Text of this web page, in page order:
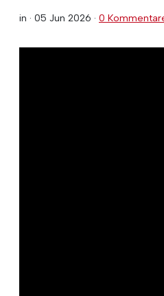
in · 05 Jun 2026 · 0